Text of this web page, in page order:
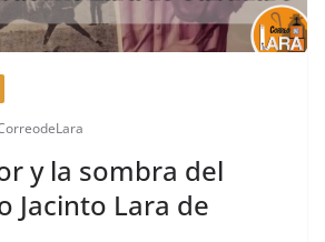
y la sombra del
Jacinto Lara de